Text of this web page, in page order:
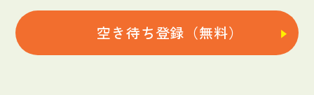
空き待ち登録（無料）